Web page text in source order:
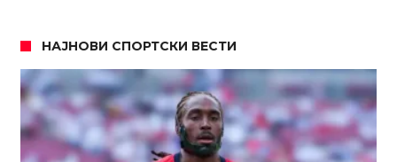
НАЈНОВИ СПОРТСКИ ВЕСТИ